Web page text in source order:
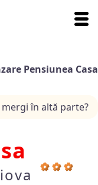
Pensiunea Casa
mergi în altă parte?